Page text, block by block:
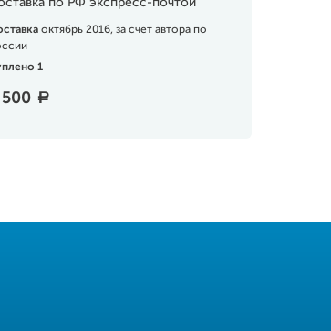
по РФ экспресс-почтой
октябрь 2016, за счет автора по
1
500 a